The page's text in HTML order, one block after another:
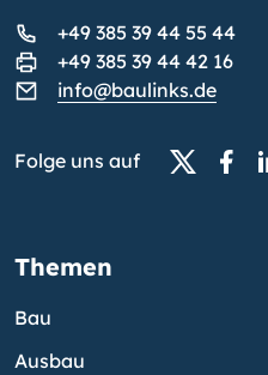
+49 385 39 44 55 44
+49 385 39 44 42 16
info@baulinks.de
Folge uns auf
Themen
Bau
Ausbau